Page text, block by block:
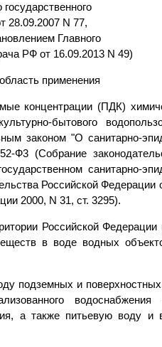
28.09.2007 N 77,
Главного
РФ от 16.09.2013 N 49)
применения
концентрации (ПДК)
бытового
законом "О санитарно-
Ф3 (Собрание
санитарно-
Российской Федерации
2000, N 31, ст. 3295).
Российской Федерации
в воде водных
подземных и поверхностных
а также питьевую воду и